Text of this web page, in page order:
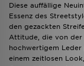
Diese auffällige
Essenz des
den gezackten
Attitude, die von der
hochwertigem
einem zeitlosen